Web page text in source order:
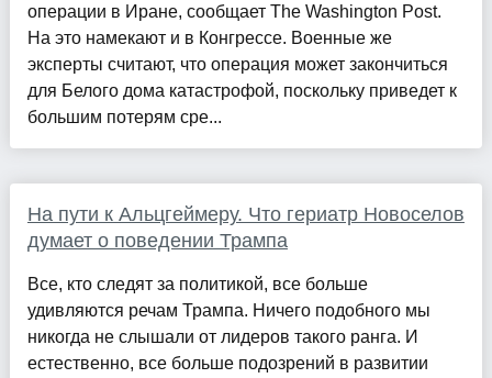
операции в Иране, сообщает The Washington Post.
На это намекают и в Конгрессе. Военные же
эксперты считают, что операция может закончиться
для Белого дома катастрофой, поскольку приведет к
большим потерям сре...
На пути к Альцгеймеру. Что гериатр Новоселов
думает о поведении Трампа
Все, кто следят за политикой, все больше
удивляются речам Трампа. Ничего подобного мы
никогда не слышали от лидеров такого ранга. И
естественно, все больше подозрений в развитии